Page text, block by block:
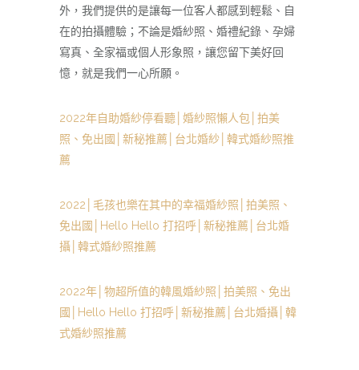
外，我們提供的是讓每一位客人都感到輕鬆、自
在的拍攝體驗；不論是婚紗照、婚禮紀錄、孕婦
寫真、全家福或個人形象照，讓您留下美好回
憶，就是我們一心所願。
2022年自助婚紗停看聽│婚紗照懶人包│拍美
照、免出國│新秘推薦│台北婚紗│韓式婚紗照推
薦
2022│毛孩也樂在其中的幸福婚紗照│拍美照、
免出國│Hello Hello 打招呼│新秘推薦│台北婚
攝│韓式婚紗照推薦
2022年│物超所值的韓風婚紗照│拍美照、免出
國│Hello Hello 打招呼│新秘推薦│台北婚攝│韓
式婚紗照推薦